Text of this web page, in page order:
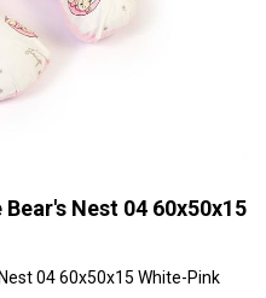
Nest 04 60x50x15
04 60x50x15 White-Pink